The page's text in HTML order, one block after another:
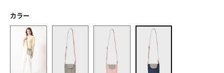
カラー